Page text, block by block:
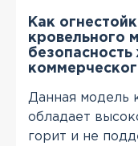
Как
кровельного
Данная модель
обладает
горит и не